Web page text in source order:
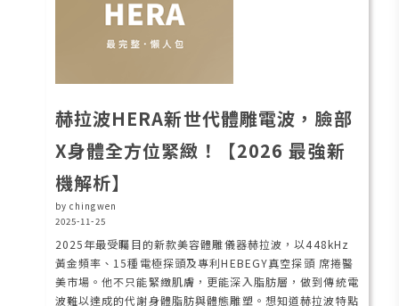
赫拉波HERA新世代體雕電波，臉部
X身體全方位緊緻！【2026 最強新
機解析】
by chingwen
2025-11-25
2025年最受矚目的新款美容體雕儀器赫拉波，以448kHz
黃金頻率、15種電極探頭及專利HEBEGY真空探頭 席捲醫
美市場。他不只能緊緻肌膚，更能深入脂肪層，做到傳統電
波難以達成的代謝身體脂肪與體態雕塑。想知道赫拉波特點